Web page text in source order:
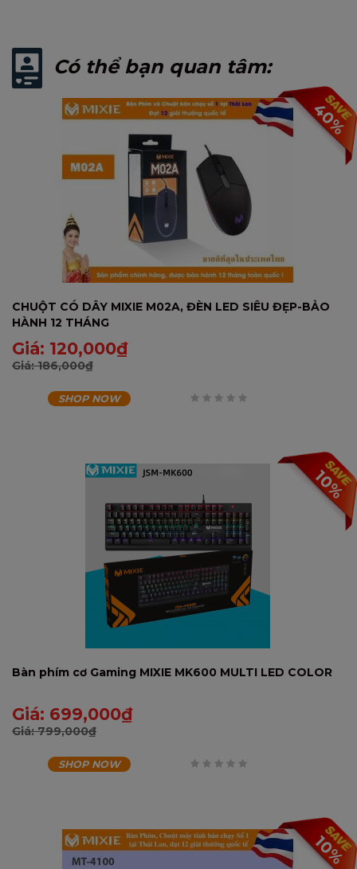
Có thể bạn quan tâm:
40%
CHUỘT CÓ DÂY MIXIE M02A, ĐÈN LED SIÊU ĐẸP-BẢO
HÀNH 12 THÁNG
Giá: 120,000₫
Giá:186,000₫
SHOP NOW
10%
Bàn phím cơ Gaming MIXIE MK600 MULTI LED COLOR
Giá: 699,000₫
Giá:799,000₫
SHOP NOW
10%